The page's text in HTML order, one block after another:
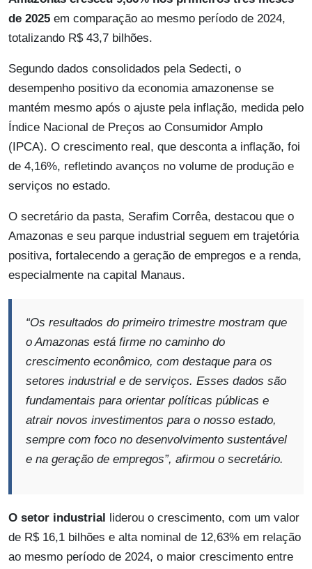
de 2025 em comparação ao mesmo período de 2024,
totalizando R$ 43,7 bilhões.
Segundo dados consolidados pela Sedecti, o
desempenho positivo da economia amazonense se
mantém mesmo após o ajuste pela inflação, medida pelo
Índice Nacional de Preços ao Consumidor Amplo
(IPCA). O crescimento real, que desconta a inflação, foi
de 4,16%, refletindo avanços no volume de produção e
serviços no estado.
O secretário da pasta, Serafim Corrêa, destacou que o
Amazonas e seu parque industrial seguem em trajetória
positiva, fortalecendo a geração de empregos e a renda,
especialmente na capital Manaus.
“Os resultados do primeiro trimestre mostram que
o Amazonas está firme no caminho do
crescimento econômico, com destaque para os
setores industrial e de serviços. Esses dados são
fundamentais para orientar políticas públicas e
atrair novos investimentos para o nosso estado,
sempre com foco no desenvolvimento sustentável
e na geração de empregos”, afirmou o secretário.
O setor industrial
liderou o crescimento, com um valor
de R$ 16,1 bilhões e alta nominal de 12,63% em relação
ao mesmo período de 2024, o maior crescimento entre